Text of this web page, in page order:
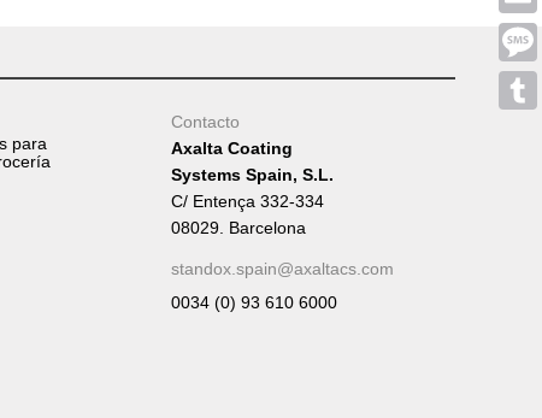
Email
para
Contacto
Axalta Coating
Systems Spain, S.L.
C/ Entença 332-334
08029. Barcelona
standox.spain@axaltacs.com
0034 (0) 93 610 6000